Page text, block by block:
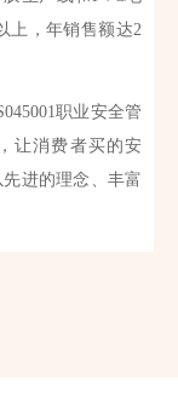
上，年销售额达2
职业安全管
让消费者买的安
进的理念、丰富